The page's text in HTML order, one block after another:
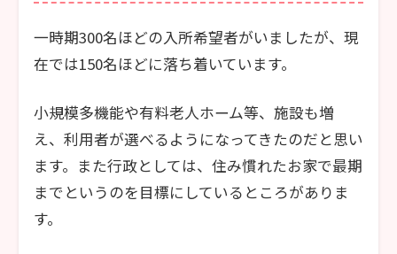
一時期300名ほどの入所希望者がいましたが、現
在では150名ほどに落ち着いています。
小規模多機能や有料老人ホーム等、施設も増
え、利用者が選べるようになってきたのだと思い
ます。また行政としては、住み慣れたお家で最期
までというのを目標にしているところがありま
す。